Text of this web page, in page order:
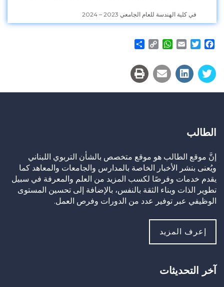
في كلية الهندسة للعام الجامعي 2023 – 2024
Facebook
Twitter
Email
WhatsApp
Copy
الطالب
إنَّ موقع الطالب هو موقع متخصص بالشأن التربوي اللبناني
ويُعنى بنشر الأخبار الخاصة بالمدارس والجامعات والمعاهد كما
يقدم خدمات وفرصًا لكسب المزيد من العلم والمعرفة في سبيل
تطوير الذات وبناء الثقة بالنفس، بالإضافة إلى تحسين المستوى
الوظيفي عبر توفير عدد من الدورات وفرص العمل.
إعرف المزيد
آخر التحديثات